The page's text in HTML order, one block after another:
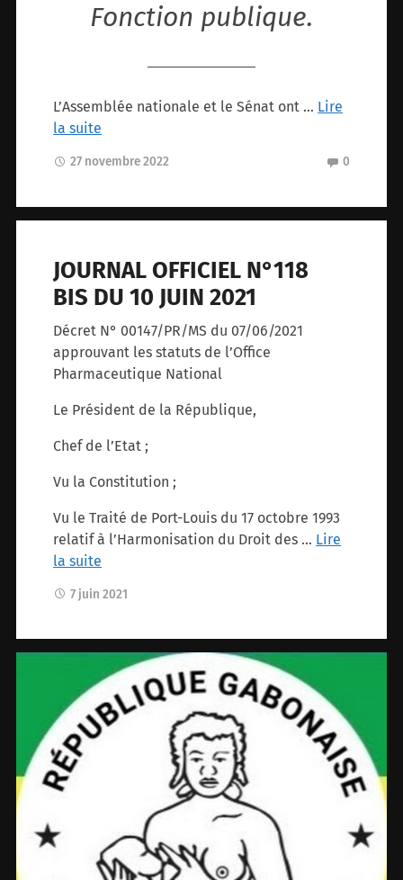
Fonction publique.
L’Assemblée nationale et le Sénat ont … Lire
la suite
27 novembre 2022 0
JOURNAL OFFICIEL N°118
BIS DU 10 JUIN 2021
Décret N° 00147/PR/MS du 07/06/2021
approuvant les statuts de l’Office
Pharmaceutique National
Le Président de la République,
Chef de l’Etat ;
Vu la Constitution ;
Vu le Traité de Port-Louis du 17 octobre 1993
relatif à l’Harmonisation du Droit des … Lire
la suite
7 juin 2021